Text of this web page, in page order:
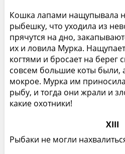
Кошка лапами нащупывала
рыбешку, что уходила из
прячутся на дно,
их и ловила Мурка.
когтями и бросает на берег
совсем большие коты были,
мокрое. Мурка им
рыбу, и тогда они жрали и
какие охотники!
XIII
Рыбаки не могли